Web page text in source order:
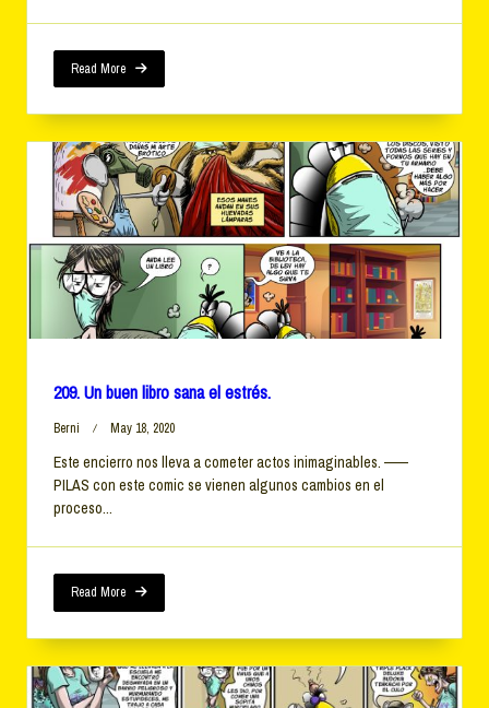
Read More
209. Un buen libro sana el estrés.
Berni May 18, 2020
Este encierro nos lleva a cometer actos inimaginables. ——
PILAS con este comic se vienen algunos cambios en el
proceso...
Read More